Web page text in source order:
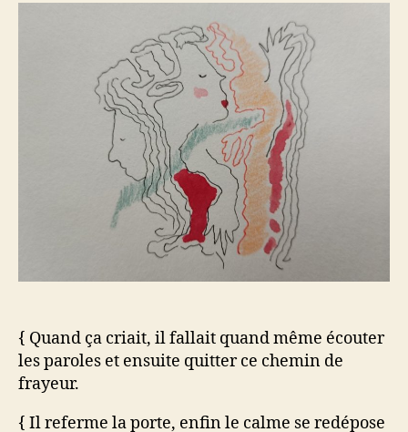
{ Quand ça criait, il fallait quand même écouter
les paroles et ensuite quitter ce chemin de
frayeur.
{ Il referme la porte, enfin le calme se redépose